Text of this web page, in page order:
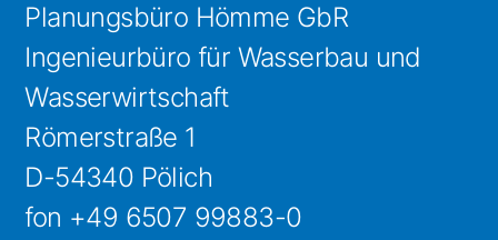
Planungsbüro Hömme GbR
Ingenieurbüro für Wasserbau und
Wasserwirtschaft
Römerstraße 1
D-54340 Pölich
fon +49 6507 99883-0